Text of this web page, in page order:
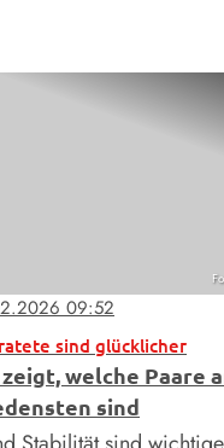
09:52
sind glücklicher
welche Paare
sind